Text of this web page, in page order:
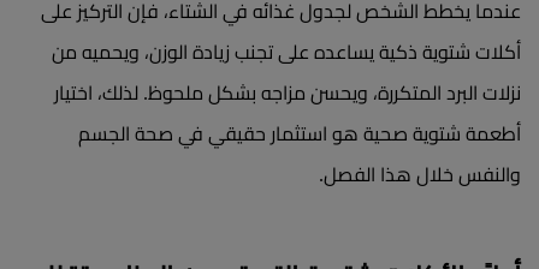
عندما يخطط الشخص لجدول غذائه في الشتاء، فإن التركيز على
أكلات شتوية ذكية يساعده على تجنب زيادة الوزن، ويحميه من
نزلات البرد المتكررة، ويحسن مزاجه بشكل ملحوظ. لذلك، اختيار
أطعمة شتوية صحية هو استثمار حقيقي في صحة الجسم
والنفس خلال هذا الفصل.